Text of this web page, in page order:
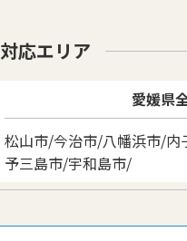
対応エリア
愛媛県
松山市/今治市/八幡浜市/
予三島市/宇和島市/